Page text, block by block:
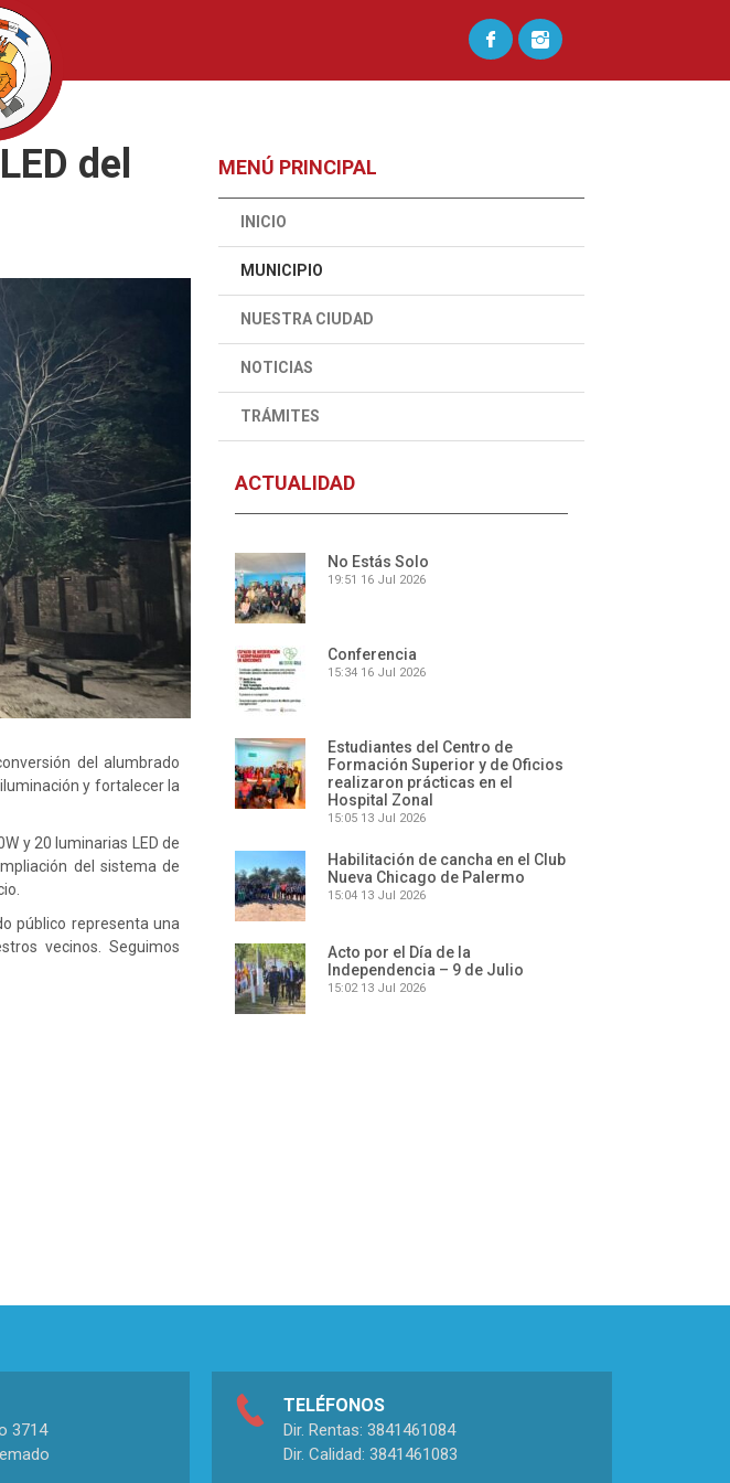
del
del alumbrado
y fortalecer la
y 20 luminarias LED de
del sistema de
público representa una
vecinos. Seguimos
MENÚ PRINCIPAL
INICIO
MUNICIPIO
NUESTRA CIUDAD
NOTICIAS
TRÁMITES
ACTUALIDAD
No Estás Solo
19:51 16 Jul 2026
Conferencia
15:34 16 Jul 2026
Estudiantes del Centro de
Formación Superior y de Oficios
realizaron prácticas en el
Hospital Zonal
15:05 13 Jul 2026
Habilitación de cancha en el Club
Nueva Chicago de Palermo
15:04 13 Jul 2026
Acto por el Día de la
Independencia – 9 de Julio
15:02 13 Jul 2026
3714
TELÉFONOS
Dir. Rentas: 3841461084
Dir. Calidad: 3841461083